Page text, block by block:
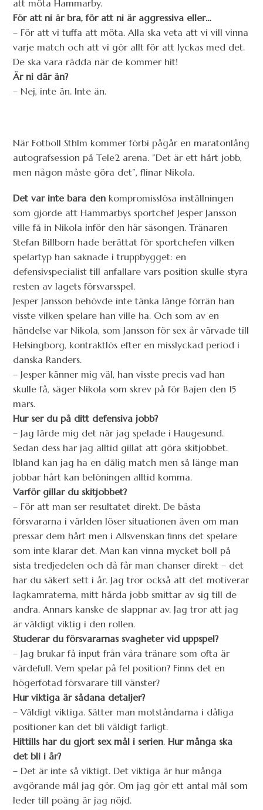
att möta Hammarby.
För att ni är bra, för att ni är aggressiva eller…
– För att vi tuffa att möta. Alla ska veta att vi vill vinna
varje match och att vi gör allt för att lyckas med det.
De ska vara rädda när de kommer hit!
Är ni där än?
– Nej, inte än. Inte än.
När Fotboll Sthlm kommer förbi pågår en maratonlång
autografsession på Tele2 arena. ”Det är ett hårt jobb,
men någon måste göra det”, flinar Nikola.
Det var inte bara den kompromisslösa inställningen
som gjorde att Hammarbys sportchef Jesper Jansson
ville få in Nikola inför den här säsongen. Tränaren
Stefan Billborn hade berättat för sportchefen vilken
spelartyp han saknade i truppbygget: en
defensivspecialist till anfallare vars position skulle styra
resten av lagets försvarsspel.
Jesper Jansson behövde inte tänka länge förrän han
visste vilken spelare han ville ha. Och som av en
händelse var Nikola, som Jansson för sex år värvade till
Helsingborg, kontraktlös efter en misslyckad period i
danska Randers.
– Jesper känner mig väl, han visste precis vad han
skulle få, säger Nikola som skrev på för Bajen den 15
mars.
Hur ser du på ditt defensiva jobb?
– Jag lärde mig det när jag spelade i Haugesund.
Sedan dess har jag alltid gillat att göra skitjobbet.
Ibland kan jag ha en dålig match men så länge man
jobbar hårt kan belöningen alltid komma.
Varför gillar du skitjobbet?
– För att man ser resultatet direkt. De bästa
försvararna i världen löser situationen även om man
pressar dem hårt men i Allsvenskan finns det spelare
som inte klarar det. Man kan vinna mycket boll på
sista tredjedelen och då får man chanser direkt – det
har du säkert sett i år. Jag tror också att det motiverar
lagkamraterna, mitt hårda jobb smittar av sig till de
andra. Annars kanske de slappnar av. Jag tror att jag
är väldigt viktig i den rollen.
Studerar du försvararnas svagheter vid uppspel?
– Jag brukar få input från våra tränare som ofta är
värdefull. Vem spelar på fel position? Finns det en
högerfotad försvarare till vänster?
Hur viktiga är sådana detaljer?
– Väldigt viktiga. Sätter man motståndarna i dåliga
positioner kan det bli väldigt farligt.
Hittills har du gjort sex mål i serien.Hur många ska
det bli i år?
– Det är inte så viktigt. Det viktiga är hur många
avgörande mål jag gör. Om jag gör ett antal mål som
leder till poäng är jag nöjd.